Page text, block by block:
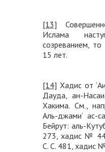
[13]
Ислама
созреванием,
15 лет.
[14] Хадис от
Дауда, ан-
Хакима. См.,
Аль-джами‘ ас-
Бейрут: аль-
273, хадис №
С. С. 481, хадис №